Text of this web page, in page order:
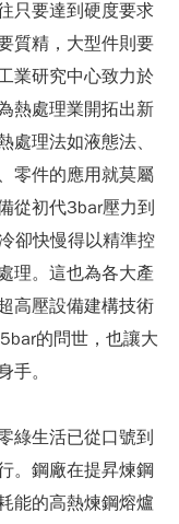
只要達到硬度要求
質精，大型件則要
業研究中心致力於
熱處理業開拓出新
處理法如液態法、
零件的應用就莫屬
從初代3bar壓力到
卻快慢得以精準控
理。這也為各大產
高壓設備建構技術
的問世，也讓大
手。
綠生活已從口號到
。鋼廠在提昇煉鋼
能的高熱煉鋼熔爐